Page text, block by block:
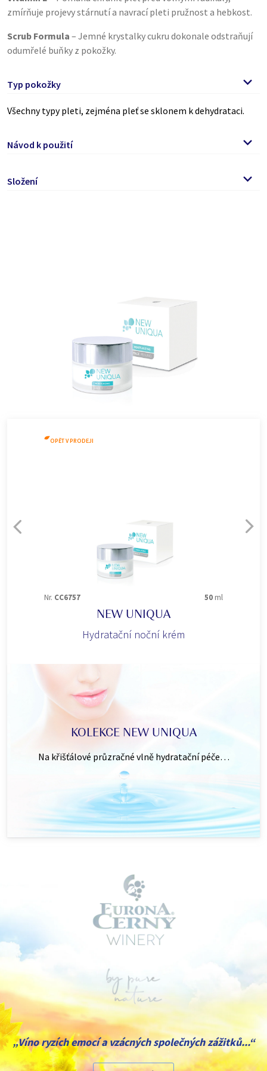
zmírňuje projevy stárnutí a navrací pleti pružnost a hebkost.
Scrub Formula – Jemné krystalky cukru dokonale odstraňují
odumřelé buňky z pokožky.
Typ pokožky
Všechny typy pleti, zejména pleť se sklonem k dehydrataci.
Návod k použití
vyčištěnou pleť, před aplikací krémů. Lehkými krouživými
Složení
KOLEKCE NEW UNIQUA
Na křišťálové průzračné vlně hydratační péče…
OPĚT V PRODEJI
Nr. CC6757 50 ml
NEW UNIQUA
Hydratační noční krém
„Víno ryzích emocí a vzácných společných zážitků...“